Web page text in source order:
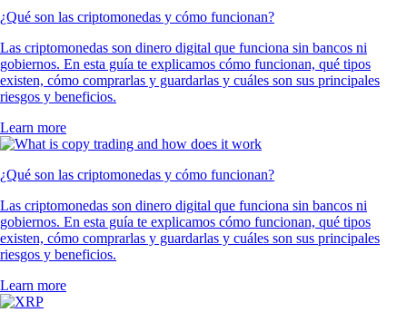
¿Qué son las criptomonedas y cómo funcionan?
Las criptomonedas son dinero digital que funciona sin bancos ni
gobiernos. En esta guía te explicamos cómo funcionan, qué tipos
existen, cómo comprarlas y guardarlas y cuáles son sus principales
riesgos y beneficios.
Learn more
¿Qué son las criptomonedas y cómo funcionan?
Las criptomonedas son dinero digital que funciona sin bancos ni
gobiernos. En esta guía te explicamos cómo funcionan, qué tipos
existen, cómo comprarlas y guardarlas y cuáles son sus principales
riesgos y beneficios.
Learn more